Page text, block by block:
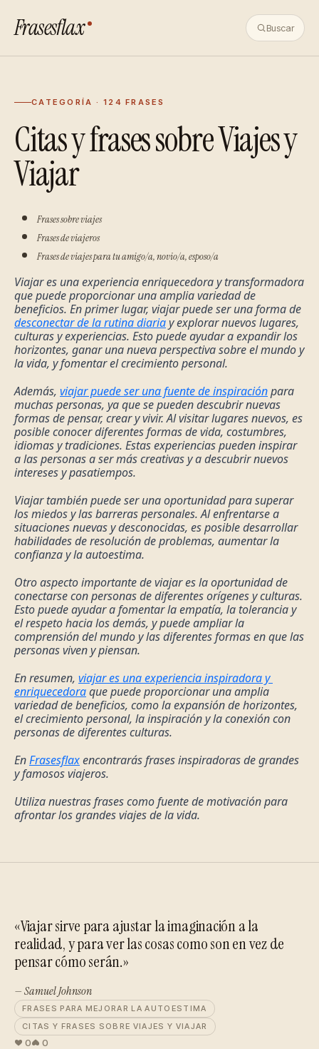
Frasesflax Buscar
CATEGORÍA · 124 FRASES
Citas y frases sobre Viajes y
Viajar
Frases sobre viajes
Frases de viajeros
Frases de viajes para tu amigo/a, novio/a, esposo/a
Viajar es una experiencia enriquecedora y transformadora
que puede proporcionar una amplia variedad de
desconectar de la rutina diaria y explorar nuevos lugares,
culturas y experiencias. Esto puede ayudar a expandir los
horizontes, ganar una nueva perspectiva sobre el mundo y
la vida, y fomentar el crecimiento personal.
Además, viajar puede ser una fuente de inspiración para
muchas personas, ya que se pueden descubrir nuevas
formas de pensar, crear y vivir. Al visitar lugares nuevos, es
posible conocer diferentes formas de vida, costumbres,
idiomas y tradiciones. Estas experiencias pueden inspirar
a las personas a ser más creativas y a descubrir nuevos
intereses y pasatiempos.
Viajar también puede ser una oportunidad para superar
los miedos y las barreras personales. Al enfrentarse a
situaciones nuevas y desconocidas, es posible desarrollar
habilidades de resolución de problemas, aumentar la
confianza y la autoestima.
Otro aspecto importante de viajar es la oportunidad de
conectarse con personas de diferentes orígenes y culturas.
Esto puede ayudar a fomentar la empatía, la tolerancia y
el respeto hacia los demás, y puede ampliar la
comprensión del mundo y las diferentes formas en que las
personas viven y piensan.
En resumen, viajar es una experiencia inspiradora y
enriquecedora que puede proporcionar una amplia
variedad de beneficios, como la expansión de horizontes,
el crecimiento personal, la inspiración y la conexión con
personas de diferentes culturas.
En Frasesflax encontrarás frases inspiradoras de grandes
y famosos viajeros.
Utiliza nuestras frases como fuente de motivación para
afrontar los grandes viajes de la vida.
«Viajar sirve para ajustar la imaginación a la
realidad, y para ver las cosas como son en vez de
pensar cómo serán.»
— Samuel Johnson
FRASES PARA MEJORAR LA AUTOESTIMA
CITAS Y FRASES SOBRE VIAJES Y VIAJAR
0 0